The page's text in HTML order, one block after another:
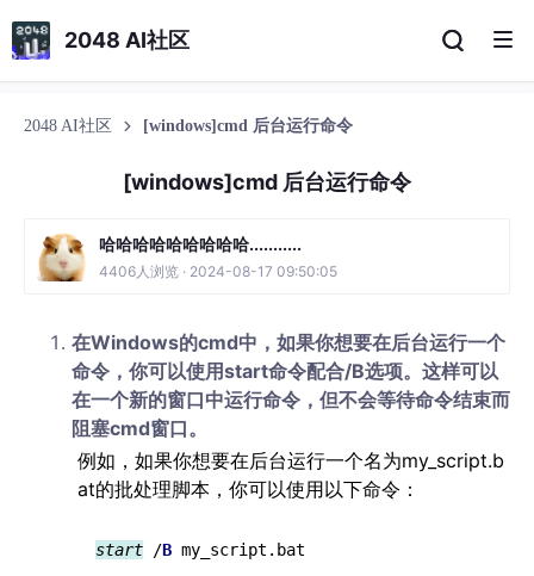
2048 AI社区
2048 AI社区 [windows]cmd 后台运行命令
[windows]cmd 后台运行命令
哈哈哈哈哈哈哈哈哈...........
4406人浏览 · 2024-08-17 09:50:05
在Windows的cmd中，如果你想要在后台运行一个
命令，你可以使用start命令配合/B选项。这样可以
在一个新的窗口中运行命令，但不会等待命令结束而
阻塞cmd窗口。
例如，如果你想要在后台运行一个名为my_script.b
at的批处理脚本，你可以使用以下命令：
start /B